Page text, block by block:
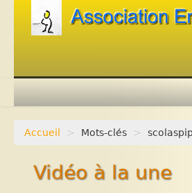
Agenda
Adhérer
Accueil > Mots-clés > scolaspip
Vidéo à la une